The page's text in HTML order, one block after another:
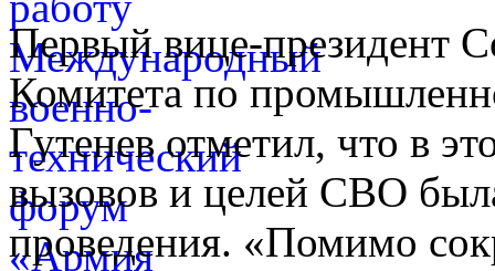
Первый вице-президент
Комитета по
Гутенев отметил, что в
вызовов и целей СВО
проведения. «Помимо